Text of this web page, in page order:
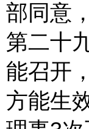
部同意
第二十
能召开
方能生效